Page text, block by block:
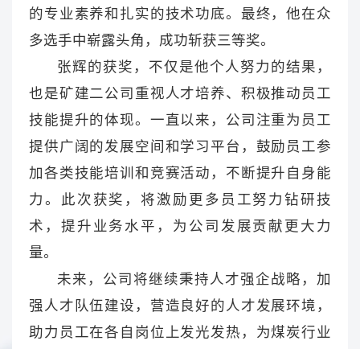
的专业素养和扎实的技术功底。最终，他在众
多选手中崭露头角，成功斩获三等奖。
张辉的获奖，不仅是他个人努力的结果，
也是矿建二公司重视人才培养、积极推动员工
技能提升的体现。一直以来，公司注重为员工
提供广阔的发展空间和学习平台，鼓励员工参
加各类技能培训和竞赛活动，不断提升自身能
力。此次获奖，将激励更多员工努力钻研技
术，提升业务水平，为公司发展贡献更大力
量。
未来，公司将继续秉持人才强企战略，加
强人才队伍建设，营造良好的人才发展环境，
助力员工在各自岗位上发光发热，为煤炭行业